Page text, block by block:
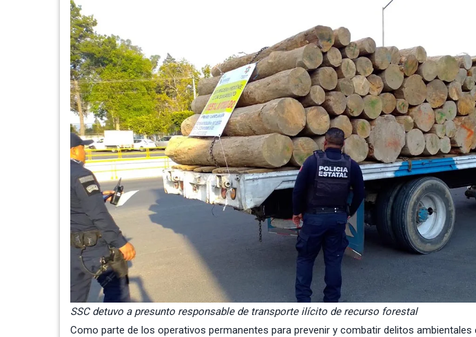
SSC detuvo a presunto responsable de transporte ilícito de recurso forestal
Como parte de los operativos permanentes para prevenir y combatir delitos ambientales